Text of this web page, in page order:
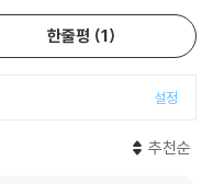
몸무게가 절반으로 줄어든 것
없었다. 살이 빠진 펠릭스는
기회를 망치지 말라고 했다.
정 거리를 헤매던 디디는 제
료해 줄 수 있는 해답이었다.
한줄평 1
설정
추천순